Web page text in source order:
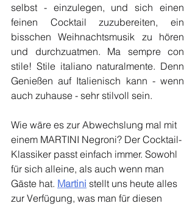
selbst - einzulegen, und sich einen
feinen Cocktail zuzubereiten, ein
bisschen Weihnachtsmusik zu hören
und durchzuatmen. Ma sempre con
stile! Stile italiano naturalmente. Denn
Genießen auf Italienisch kann - wenn
auch zuhause - sehr stilvoll sein.
Wie wäre es zur Abwechslung mal mit
einem MARTINI Negroni? Der Cocktail-
Klassiker passt einfach immer. Sowohl
für sich alleine, als auch wenn man
Gäste hat. Martini stellt uns heute alles
zur Verfügung, was man für diesen